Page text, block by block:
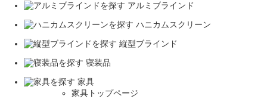
アルミブラインド
ハニカムスクリーン
縦型ブラインド
寝装品
家具
家具トップページ